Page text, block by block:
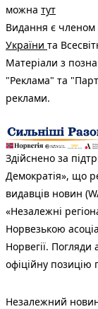
можна тут
Видання є членом
України та
Матеріали з
"Реклама" та
реклами.
Здійснено за
Демократія», що
видавців новин
«Незалежні
Норвезькою
Норвегії. Погляди
офіційну позицію
Незалежний